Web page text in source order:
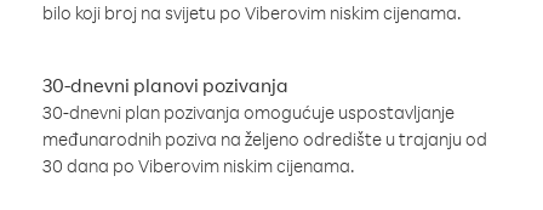
bilo koji broj na svijetu po Viberovim niskim cijenama.
30-dnevni planovi pozivanja
30-dnevni plan pozivanja omogućuje uspostavljanje
međunarodnih poziva na željeno odredište u trajanju od
30 dana po Viberovim niskim cijenama.